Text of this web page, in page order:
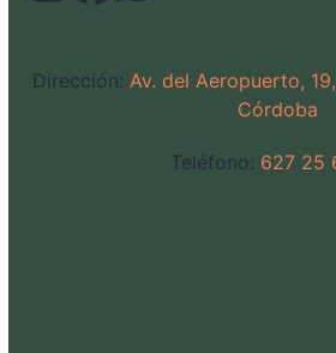
Dirección: Av. del Aeropuerto,
Córdoba
Teléfono: 627 25